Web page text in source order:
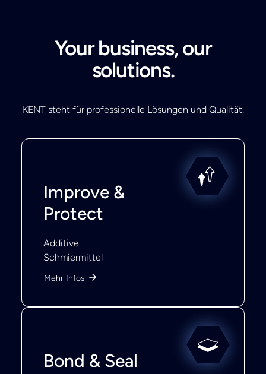
Your business, our
solutions.
KENT steht für professionelle Lösungen und Qualität.
Improve &
Protect
Additive
Schmiermittel
Mehr Infos
Bond & Seal